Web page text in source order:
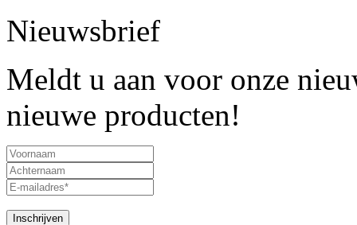
Nieuwsbrief
Meldt u aan voor onze
nieuwe producten!